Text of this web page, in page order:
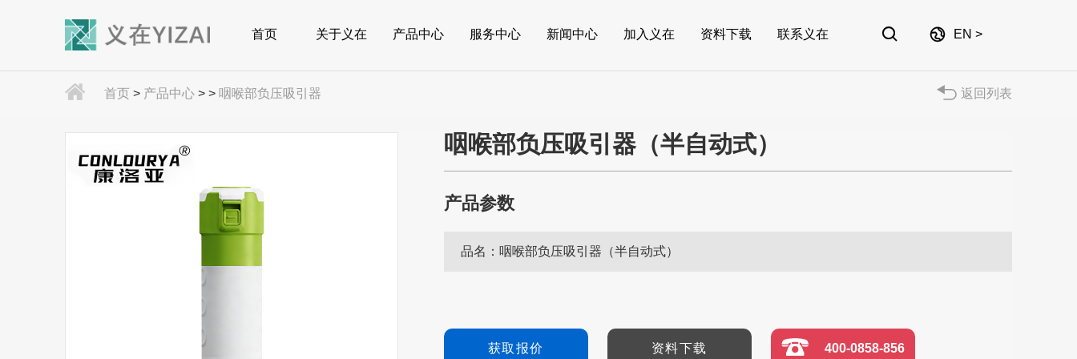
首页 关于义在 产品中心 服务中心 新闻中心 加入义在 资料下载 联系义在   EN >
首页> 产品中心> > 咽喉部负压吸引器 返回列表
咽喉部负压吸引器（半自动式）
产品参数
品名： 咽喉部负压吸引器（半自动式）
获取报价 资料下载 400-0858-856